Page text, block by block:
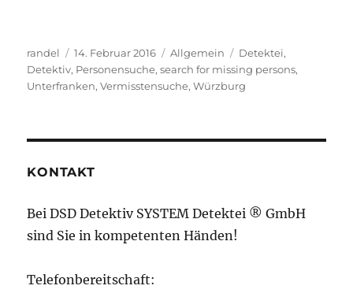
Autor
randel
Veröffentlicht
am
14. Februar 2016 Kategorien
Allgemein Schlagwörter
Detektei,
Detektiv, Personensuche,search for missing persons,
Unterfranken,Vermisstensuche,Würzburg
KONTAKT
Bei DSD Detektiv SYSTEM Detektei ® GmbH
sind Sie in kompetenten Händen!
Telefonbereitschaft: